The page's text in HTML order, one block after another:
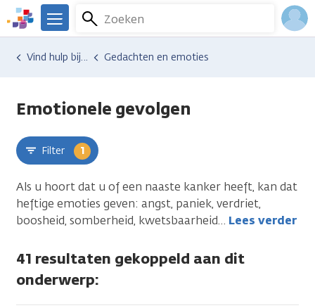
Overslaan
en
naar
We
er
Kanker.nl
Zoeken
Menu
Hulp en ondersteuning
Vind hulp bij kanker Gedachten en emoties
Emotionele gevolgen
Filter 1
Als u hoort dat u of een naaste kanker heeft, kan dat
heftige emoties geven: angst, paniek, verdriet,
boosheid, somberheid, kwetsbaarheid… Lees verder
41 resultaten gekoppeld aan dit
onderwerp: